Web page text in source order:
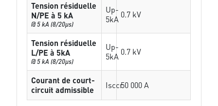
Tension résiduelle
N/PE à 5 kA
@ 5 kA (8/20µs)
Up-
5kA 0.7 kV
Tension résiduelle
L/PE à 5kA
@ 5 kA (8/20µs)
Up-
5kA 0.7 kV
Courant de court-
circuit admissible
Isccr50 000 A